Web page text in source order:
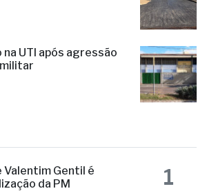
UTI após agressão
Valentim Gentil é
da PM
1